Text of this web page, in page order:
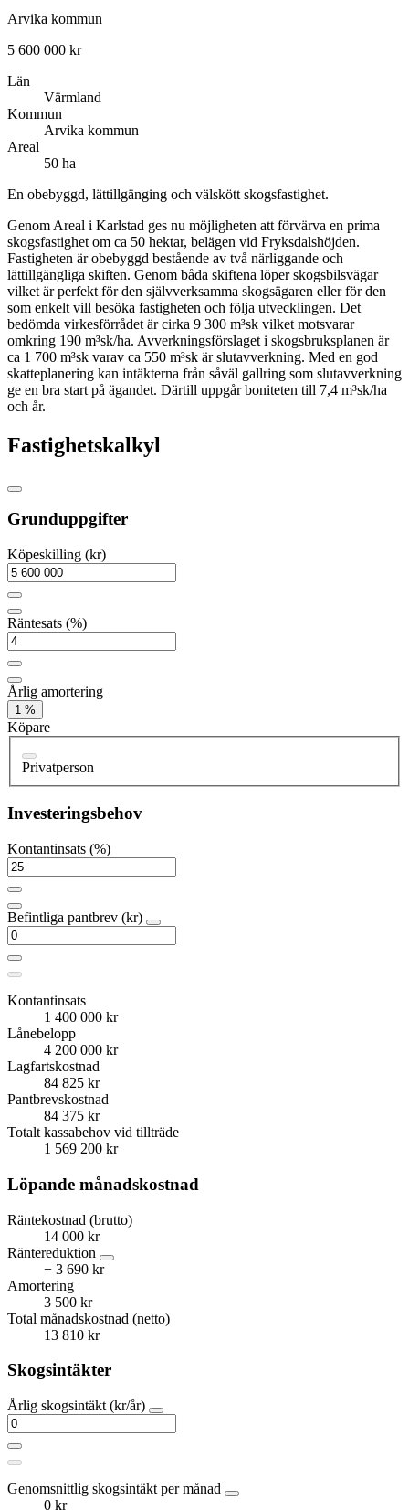
Arvika kommun
5 600 000 kr
Län
Värmland
Kommun
Arvika kommun
Areal
50 ha
En obebyggd, lättillgänging och välskött skogsfastighet.
Genom Areal i Karlstad ges nu möjligheten att förvärva en prima
skogsfastighet om ca 50 hektar, belägen vid Fryksdalshöjden.
Fastigheten är obebyggd bestående av två närliggande och
lättillgängliga skiften. Genom båda skiftena löper skogsbilsvägar
vilket är perfekt för den självverksamma skogsägaren eller för den
som enkelt vill besöka fastigheten och följa utvecklingen. Det
bedömda virkesförrådet är cirka 9 300 m³sk vilket motsvarar
omkring 190 m³sk/ha. Avverkningsförslaget i skogsbruksplanen är
ca 1 700 m³sk varav ca 550 m³sk är slutavverkning. Med en god
skatteplanering kan intäkterna från såväl gallring som slutavverkning
ge en bra start på ägandet. Därtill uppgår boniteten till 7,4 m³sk/ha
och år.
Fastighetskalkyl
Grunduppgifter
Köpeskilling (kr)
Räntesats (%)
Årlig amortering
1 %
Köpare
Privatperson
Investeringsbehov
Kontantinsats (%)
Befintliga pantbrev (kr)
Kontantinsats
1 400 000 kr
Lånebelopp
4 200 000 kr
Lagfartskostnad
84 825 kr
Pantbrevskostnad
84 375 kr
Totalt kassabehov vid tillträde
1 569 200 kr
Löpande månadskostnad
Räntekostnad (brutto)
14 000 kr
Räntereduktion
− 3 690 kr
Amortering
3 500 kr
Total månadskostnad (netto)
13 810 kr
Skogsintäkter
Årlig skogsintäkt (kr/år)
Genomsnittlig skogsintäkt per månad
0 kr